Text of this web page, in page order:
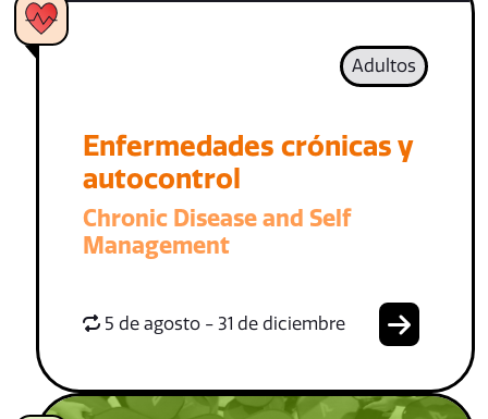
Adultos
Enfermedades crónicas y
autocontrol
Chronic Disease and Self
Management
5 de agosto - 31 de diciembre